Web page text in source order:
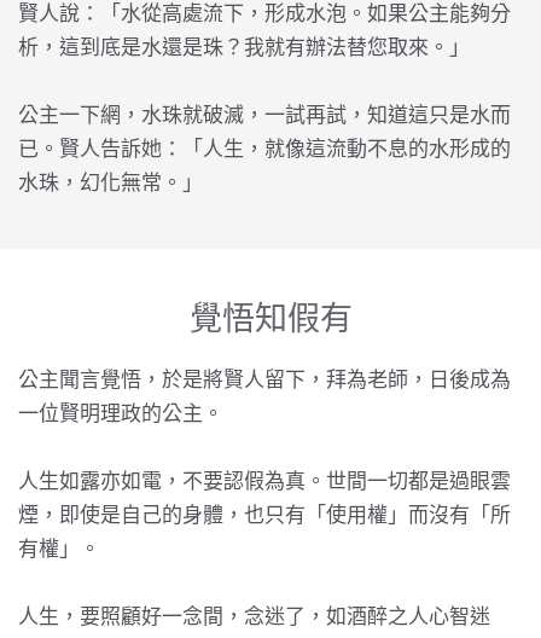
賢人說：「水從高處流下，形成水泡。如果公主能夠分
析，這到底是水還是珠？我就有辦法替您取來。」
公主一下網，水珠就破滅，一試再試，知道這只是水而
已。賢人告訴她：「人生，就像這流動不息的水形成的
水珠，幻化無常。」
覺悟知假有
公主聞言覺悟，於是將賢人留下，拜為老師，日後成為
一位賢明理政的公主。
人生如露亦如電，不要認假為真。世間一切都是過眼雲
煙，即使是自己的身體，也只有「使用權」而沒有「所
有權」。
人生，要照顧好一念間，念迷了，如酒醉之人心智迷